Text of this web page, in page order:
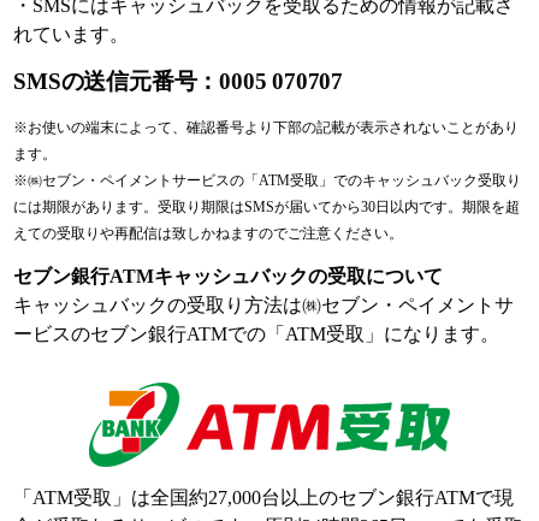
・SMSにはキャッシュバックを受取るための情報が記載さ
れています。
SMSの送信元番号：0005 070707
※お使いの端末によって、確認番号より下部の記載が表示されないことがあり
ます。
※㈱セブン・ペイメントサービスの「ATM受取」でのキャッシュバック受取り
には期限があります。受取り期限はSMSが届いてから30日以内です。期限を超
えての受取りや再配信は致しかねますのでご注意ください。
セブン銀行ATMキャッシュバックの受取について
キャッシュバックの受取り方法は㈱セブン・ペイメントサ
ービスのセブン銀行ATMでの「ATM受取」になります。
「ATM受取」は全国約27,000台以上のセブン銀行ATMで現